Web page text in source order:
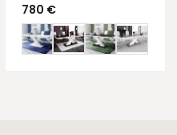
780 €